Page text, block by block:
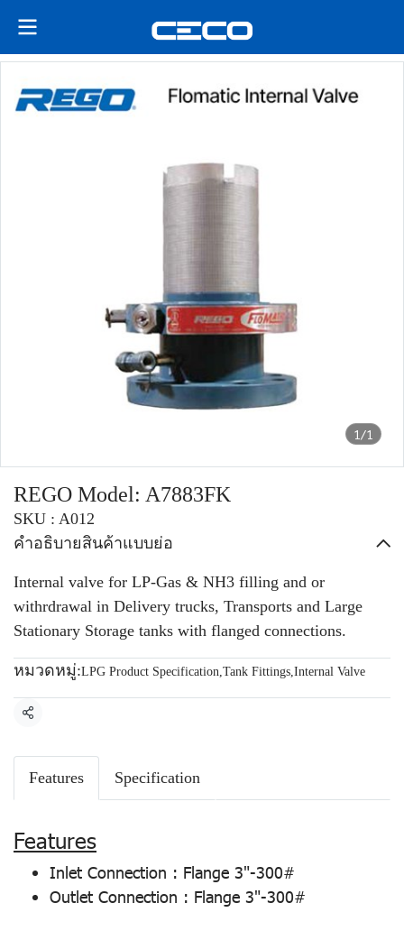
1/1
REGO Model: A7883FK
SKU : A012
คำอธิบายสินค้าแบบย่อ
Internal valve for LP-Gas & NH3 filling and or
withrdrawal in Delivery trucks, Transports and Large
Stationary Storage tanks with flanged connections.
หมวดหมู่:LPG Product Specification,Tank Fittings,Internal Valve
แชร์
Features Specification
Features
Inlet Connection : Flange 3"-300#
Outlet Connection : Flange 3"-300#